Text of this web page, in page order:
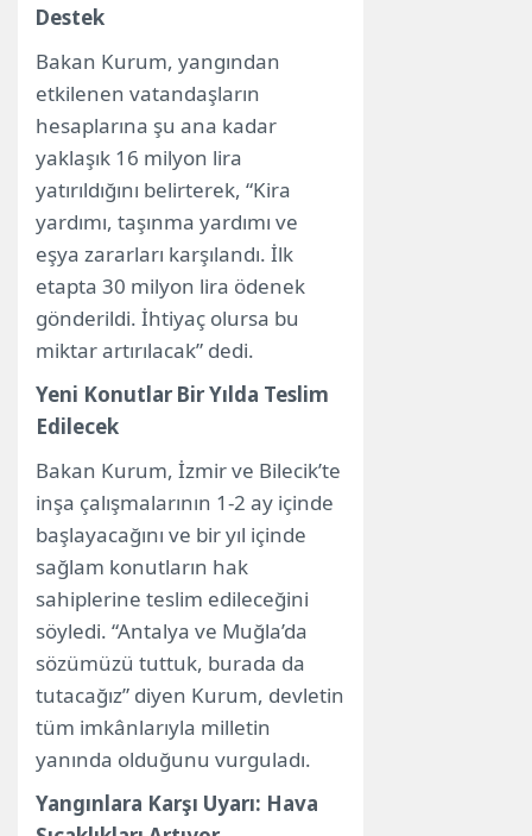
Destek
Bakan Kurum, yangından
etkilenen vatandaşların
hesaplarına şu ana kadar
yaklaşık 16 milyon lira
yatırıldığını belirterek, “Kira
yardımı, taşınma yardımı ve
eşya zararları karşılandı. İlk
etapta 30 milyon lira ödenek
gönderildi. İhtiyaç olursa bu
miktar artırılacak” dedi.
Yeni Konutlar Bir Yılda Teslim
Edilecek
Bakan Kurum, İzmir ve Bilecik’te
inşa çalışmalarının 1-2 ay içinde
başlayacağını ve bir yıl içinde
sağlam konutların hak
sahiplerine teslim edileceğini
söyledi. “Antalya ve Muğla’da
sözümüzü tuttuk, burada da
tutacağız” diyen Kurum, devletin
tüm imkânlarıyla milletin
yanında olduğunu vurguladı.
Yangınlara Karşı Uyarı: Hava